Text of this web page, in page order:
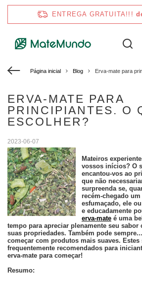
ENTREGA GRATUITA!!!
Página inicial Blog Erva-mate para
ERVA-MATE PARA
PRINCIPIANTES. O
ESCOLHER?
2023-06-07
Mateiros
vossos inícios? O
encantou-vos ao
que não
surpreenda se,
recém-chegado
esfumaçado, ele
e educadamente
erva-mateé uma
tempo para apreciar plenamente seu sabor
suas propriedades. Também pode
começar com produtos mais suaves. Estes
frequentemente recomendados para
erva-mate para começar!
Resumo: